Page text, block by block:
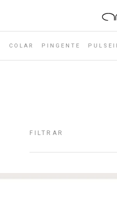
COLAR PINGENTE
FILTRAR